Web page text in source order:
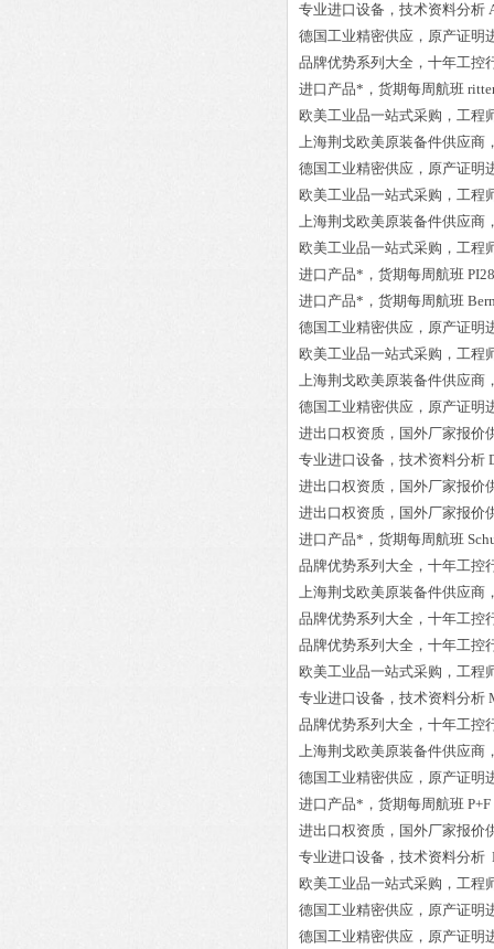
专业进口设备，技术资料分析
德国工业精密供应，原产证明
品牌优势系列大全，十年工控
进口产品*，货期每周航班
欧美工业品一站式采购，工程
上海荆戈欧美原装备件供应商
德国工业精密供应，原产证明
欧美工业品一站式采购，工程
上海荆戈欧美原装备件供应商
欧美工业品一站式采购，工程
进口产品*，货期每周航班
进口产品*，货期每周航班
德国工业精密供应，原产证明
欧美工业品一站式采购，工程
上海荆戈欧美原装备件供应商
德国工业精密供应，原产证明
进出口权资质，国外厂家报价
专业进口设备，技术资料分析
进出口权资质，国外厂家报价
进出口权资质，国外厂家报价
进口产品*，货期每周航班
品牌优势系列大全，十年工控
上海荆戈欧美原装备件供应商
品牌优势系列大全，十年工控
品牌优势系列大全，十年工控
欧美工业品一站式采购，工程
专业进口设备，技术资料分析
品牌优势系列大全，十年工控
上海荆戈欧美原装备件供应商
德国工业精密供应，原产证明
进口产品*，货期每周航班
进出口权资质，国外厂家报价
专业进口设备，技术资料分析
欧美工业品一站式采购，工程
德国工业精密供应，原产证明
德国工业精密供应，原产证明